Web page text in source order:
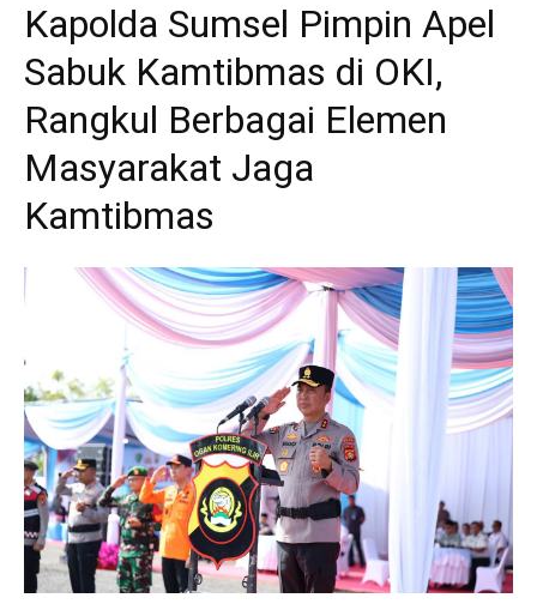
Kapolda Sumsel Pimpin Apel
Sabuk Kamtibmas di OKI,
Rangkul Berbagai Elemen
Masyarakat Jaga
Kamtibmas